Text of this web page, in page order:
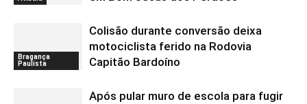
Bragança
Paulista
Colisão durante conversão deixa
motociclista ferido na Rodovia
Capitão Bardoíno
Após pular muro de escola para fugir